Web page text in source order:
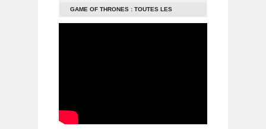
GAME OF THRONES : TOUTES LES
DERNIÈRES INFOS SUR LA SAISON 8